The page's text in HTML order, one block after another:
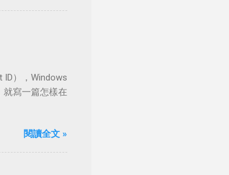
），Windows
就寫一篇怎樣在
閱讀全文 »